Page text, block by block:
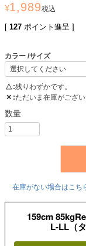
¥1,989税込
[ 127 ポイント進呈 ]
カラー サイズ
△ 残りわずかです。
✕ ただいま在庫がござ
在庫がない場合はこち
159cm
L-LL（